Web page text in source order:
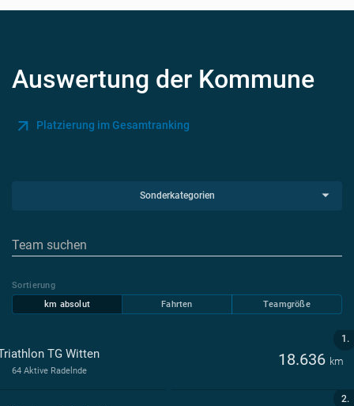
Auswertung der Kommune
Platzierung im Gesamtranking
Sonderkategorien
Sortierung
km absolut
Fahrten Teamgröße
1.
TG Witten 18.636 km
64 Aktive Radelnde
2.